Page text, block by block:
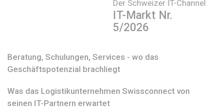
Der Schweizer IT-Channel
IT-Markt Nr.
5/2026
Beratung, Schulungen, Services - wo das
Geschäftspotenzial brachliegt
Was das Logistikunternehmen Swissconnect von
seinen IT-Partnern erwartet